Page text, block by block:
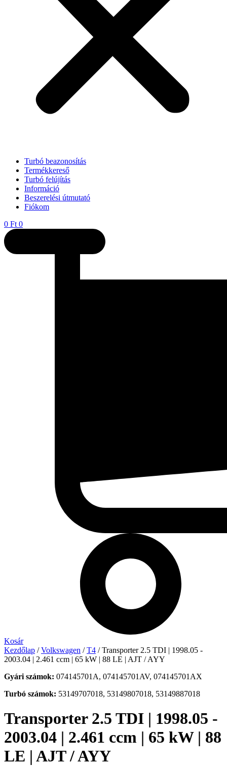
Turbó beazonosítás
Termékkereső
Turbó felújítás
Információ
Beszerelési útmutató
Fiókom
0 Ft 0
Kosár
Kezdőlap /Volkswagen /T4 / Transporter 2.5 TDI | 1998.05 -
2003.04 | 2.461 ccm | 65 kW | 88 LE | AJT / AYY
Gyári számok: 074145701A, 074145701AV, 074145701AX
Turbó számok: 53149707018, 53149807018, 53149887018
Transporter 2.5 TDI | 1998.05 -
2003.04 | 2.461 ccm | 65 kW | 88
LE | AJT / AYY